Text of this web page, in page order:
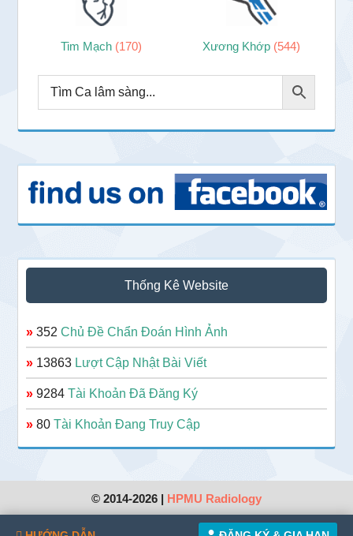
Tim Mạch (170) Xương Khớp (544)
Thống Kê Website
» 352Chủ Đề Chẩn Đoán Hình Ảnh
» 13863 Lượt Cập Nhật Bài Viết
» 9284Tài Khoản Đã Đăng Ký
» 80Tài Khoản Đang Truy Cập
© 2014-2026 | HPMU Radiology